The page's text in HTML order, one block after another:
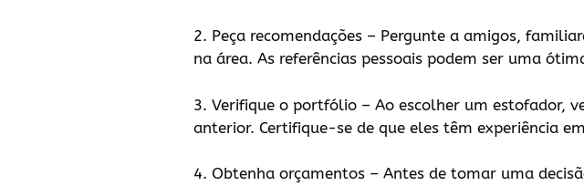
2. Peça recomendações – Pergunte a amigos,
na área. As referências pessoais podem ser uma
3. Verifique o portfólio – Ao escolher um estofador,
anterior. Certifique-se de que eles têm experiência
4. Obtenha orçamentos – Antes de tomar uma